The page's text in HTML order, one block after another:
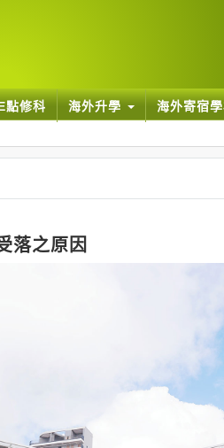
點修科 海外升學 海外寄宿
落之原因